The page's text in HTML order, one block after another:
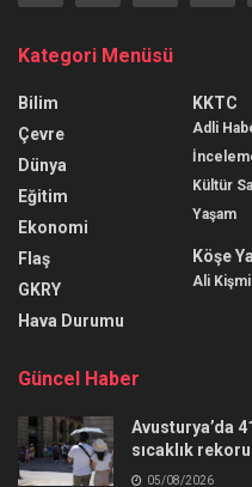
Kategori Menüsü
Bilim
Çevre
Dünya
Eğitim
Ekonomi
Flaş
GKRY
Hava Durumu
KKTC
Adli
Kültür
Yaşam
Köşe
Ali
Güncel Haber
Avusturya’da
sıcaklık rekoru
05/08/2026